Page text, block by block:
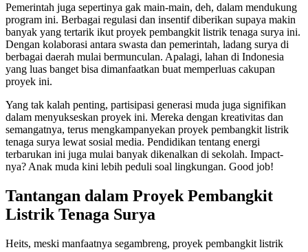
Pemerintah juga sepertinya gak main-main, deh, dalam mendukung
program ini. Berbagai regulasi dan insentif diberikan supaya makin
banyak yang tertarik ikut proyek pembangkit listrik tenaga surya ini.
Dengan kolaborasi antara swasta dan pemerintah, ladang surya di
berbagai daerah mulai bermunculan. Apalagi, lahan di Indonesia
yang luas banget bisa dimanfaatkan buat memperluas cakupan
proyek ini.
Yang tak kalah penting, partisipasi generasi muda juga signifikan
dalam menyukseskan proyek ini. Mereka dengan kreativitas dan
semangatnya, terus mengkampanyekan proyek pembangkit listrik
tenaga surya lewat sosial media. Pendidikan tentang energi
terbarukan ini juga mulai banyak dikenalkan di sekolah. Impact-
nya? Anak muda kini lebih peduli soal lingkungan. Good job!
Tantangan dalam Proyek Pembangkit
Listrik Tenaga Surya
Heits, meski manfaatnya segambreng, proyek pembangkit listrik